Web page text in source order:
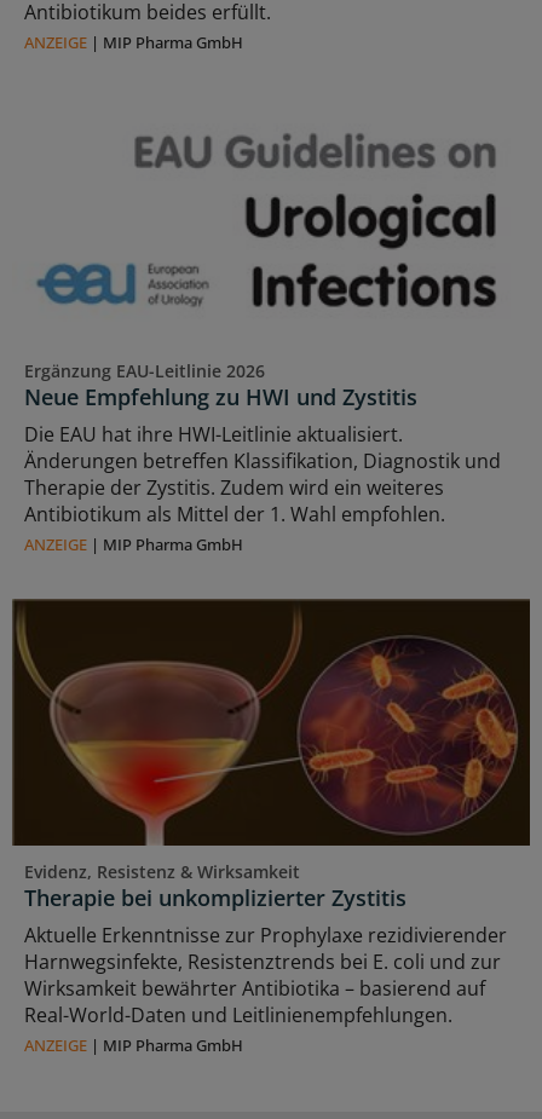
Antibiotikum beides erfüllt.
ANZEIGE | MIP Pharma GmbH
Ergänzung EAU-Leitlinie 2026
Neue Empfehlung zu HWI und Zystitis
Die EAU hat ihre HWI-Leitlinie aktualisiert.
Änderungen betreffen Klassifikation, Diagnostik und
Therapie der Zystitis. Zudem wird ein weiteres
Antibiotikum als Mittel der 1. Wahl empfohlen.
ANZEIGE | MIP Pharma GmbH
Evidenz, Resistenz & Wirksamkeit
Therapie bei unkomplizierter Zystitis
Aktuelle Erkenntnisse zur Prophylaxe rezidivierender
Harnwegsinfekte, Resistenztrends bei E. coli und zur
Wirksamkeit bewährter Antibiotika – basierend auf
Real-World-Daten und Leitlinienempfehlungen.
ANZEIGE | MIP Pharma GmbH